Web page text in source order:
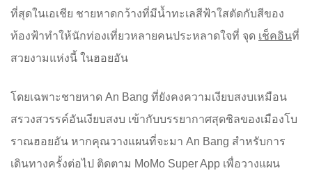
ที่สุดในเอเชีย ชายหาดกว้างที่มีน้ำทะเลสีฟ้าใสตัดกับสีของ
ท้องฟ้าทำให้นักท่องเที่ยวหลายคนประหลาดใจที่ จุด เช็คอินที่
สวยงามแห่งนี้ ในฮอยอัน
โดยเฉพาะชายหาด An Bang ที่ยังคงความเงียบสงบเหมือน
สรวงสวรรค์อันเงียบสงบ เข้ากับบรรยากาศสุดชิลของเมืองโบ
ราณฮอยอัน หากคุณวางแผนที่จะมา An Bang สำหรับการ
เดินทางครั้งต่อไป ติดตาม MoMo Super App เพื่อวางแผน